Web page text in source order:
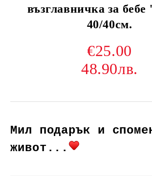
възглавничка за
40/40см.
€25.00
48.90лв.
Мил подарък и
живот...